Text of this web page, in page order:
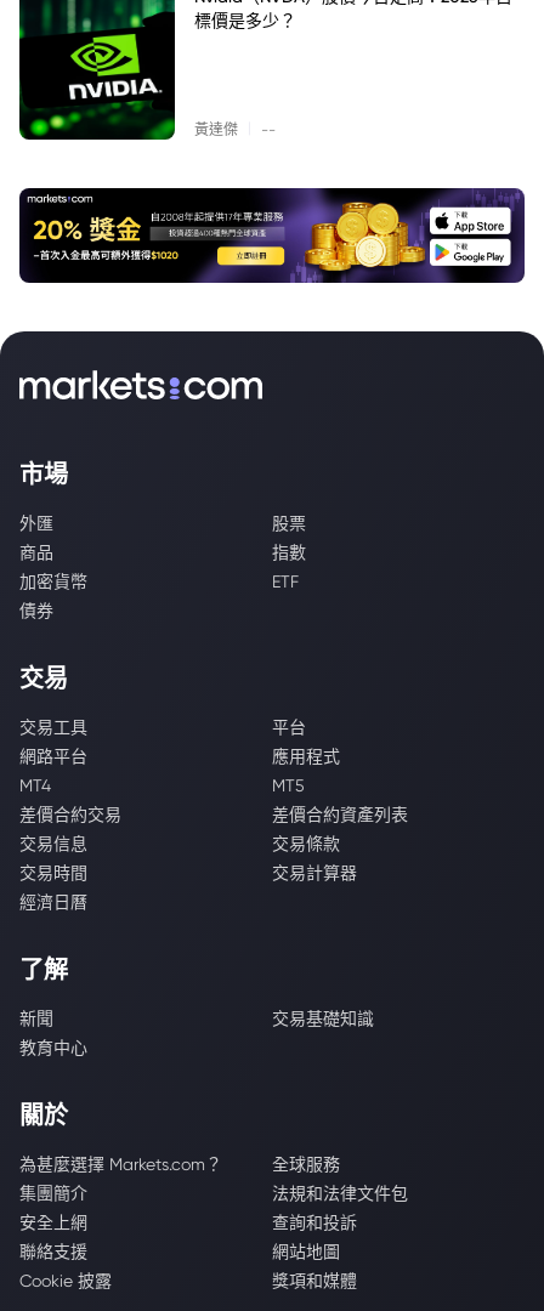
標價是多少？
黃達傑 --
市場
外匯
股票
商品
指數
加密貨幣
ETF
債券
交易
交易工具
平台
網路平台
應用程式
MT4
MT5
差價合約交易
差價合約資產列表
交易信息
交易條款
交易時間
交易計算器
經濟日曆
了解
新聞
交易基礎知識
教育中心
關於
為甚麼選擇 Markets.com？
全球服務
集團簡介
法規和法律文件包
安全上網
查詢和投訴
聯絡支援
網站地圖
Cookie 披露
獎項和媒體